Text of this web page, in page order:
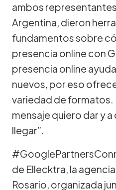
ambos
Argentina, dieron
fundamentos sobre
presencia online con
presencia online
nuevos, por eso
variedad de formatos.
mensaje quiero dar y
llegar”.
de Ellecktra, la
Rosario, organizada